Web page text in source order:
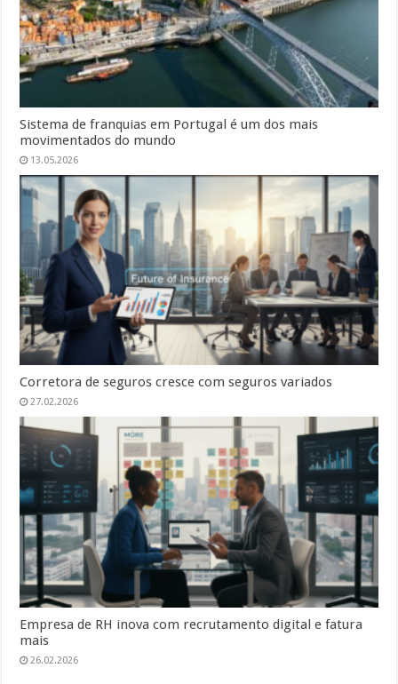
Sistema de franquias em Portugal é um dos mais
movimentados do mundo
13.05.2026
Corretora de seguros cresce com seguros variados
27.02.2026
Empresa de RH inova com recrutamento digital e fatura
mais
26.02.2026